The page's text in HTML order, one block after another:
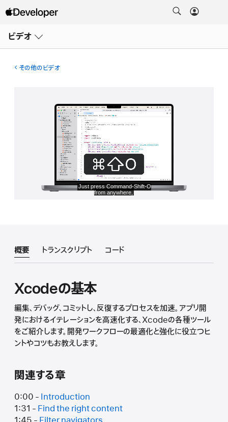
ビデオ
ー
その他のビデオ
概要 トランスクリプト コード
Xcodeの基本
編集、デバッグ、コミットし、反復するプロセスを加速。アプリ開
発におけるイテレーションを高速化する、Xcodeの各種ツール
をご紹介します。開発ワークフローの最適化と強化に役立つヒ
ントやコツもお教えします。
関連する章
0:00 - Introduction
1:31 - Find the right content